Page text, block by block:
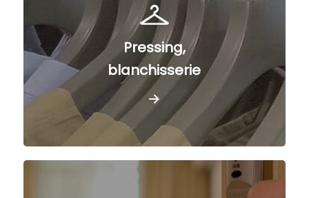
Pressing,
blanchisserie